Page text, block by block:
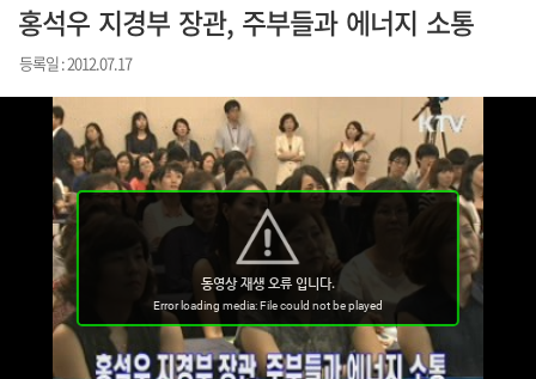
홍석우 지경부 장관, 주부들과 에너지 소통
등록일 : 2012.07.17